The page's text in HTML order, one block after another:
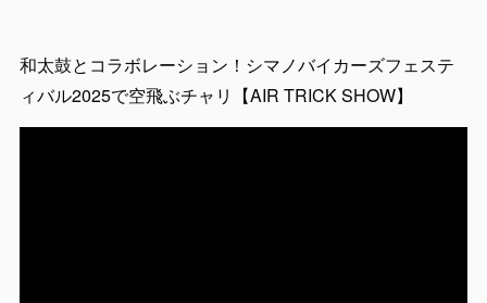
和太鼓とコラボレーション！シマノバイカーズフェステ
ィバル2025で空飛ぶチャリ【AIR TRICK SHOW】